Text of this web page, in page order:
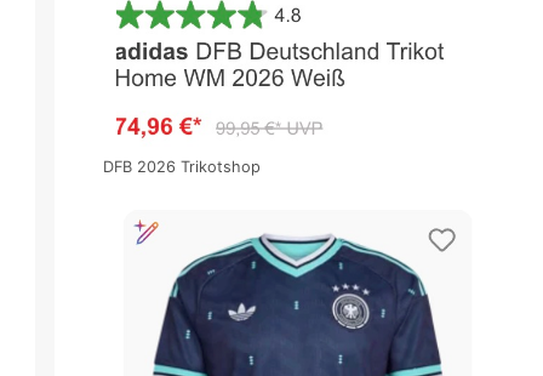
DFB 2026 Trikotshop